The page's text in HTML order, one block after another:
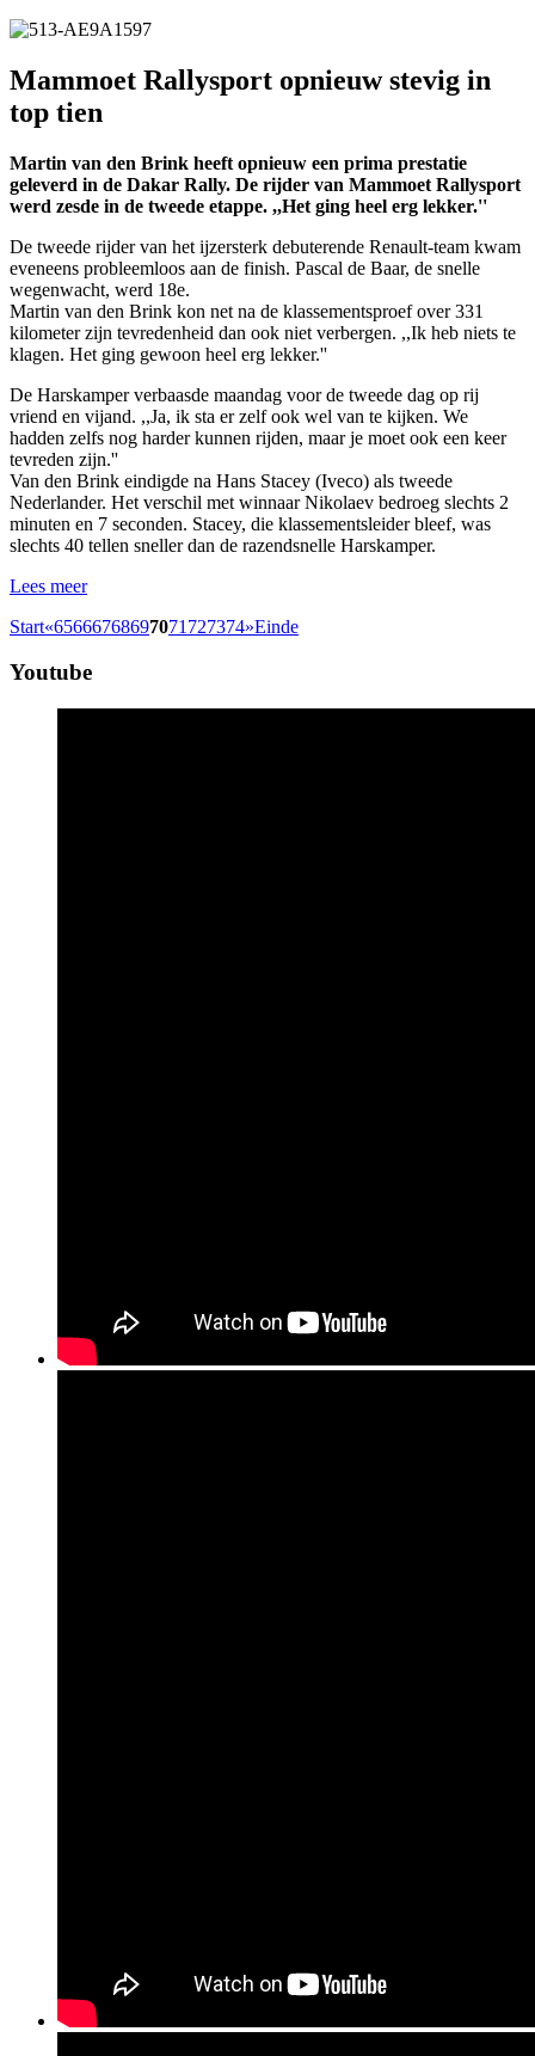
Mammoet Rallysport opnieuw stevig in
top tien
Martin van den Brink heeft opnieuw een prima prestatie
geleverd in de Dakar Rally. De rijder van Mammoet Rallysport
werd zesde in de tweede etappe. ,,Het ging heel erg lekker.''
De tweede rijder van het ijzersterk debuterende Renault-team kwam
eveneens probleemloos aan de finish. Pascal de Baar, de snelle
wegenwacht, werd 18e.
Martin van den Brink kon net na de klassementsproef over 331
kilometer zijn tevredenheid dan ook niet verbergen. ,,Ik heb niets te
klagen. Het ging gewoon heel erg lekker.''
De Harskamper verbaasde maandag voor de tweede dag op rij
vriend en vijand. ,,Ja, ik sta er zelf ook wel van te kijken. We
hadden zelfs nog harder kunnen rijden, maar je moet ook een keer
tevreden zijn.''
Van den Brink eindigde na Hans Stacey (Iveco) als tweede
Nederlander. Het verschil met winnaar Nikolaev bedroeg slechts 2
minuten en 7 seconden. Stacey, die klassementsleider bleef, was
slechts 40 tellen sneller dan de razendsnelle Harskamper.
Lees meer
Start«65666768697071 727374»Einde
Youtube